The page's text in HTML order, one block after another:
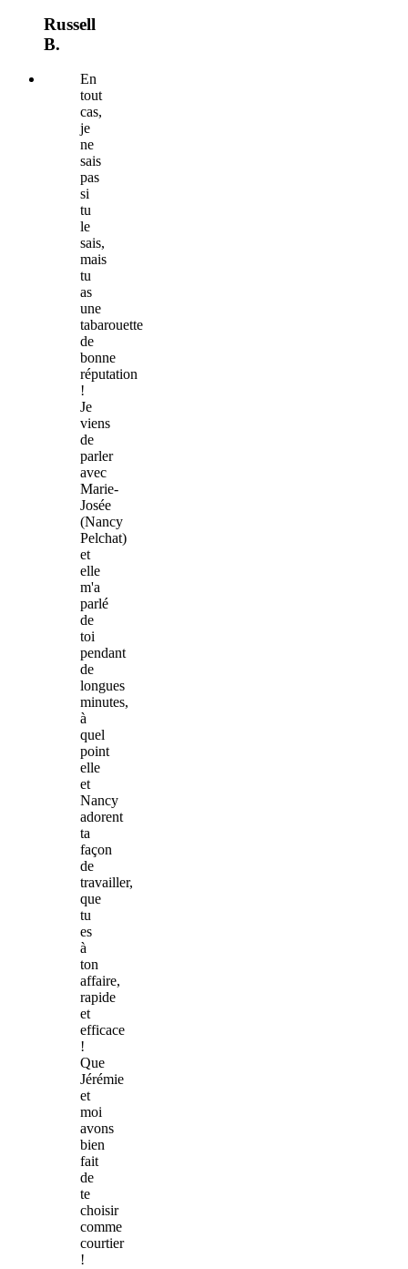
Russell
B.
En
tout
cas,
je
ne
sais
pas
si
tu
le
sais,
mais
tu
as
une
tabarouette
de
bonne
réputation
!
Je
viens
de
parler
avec
Marie-
Josée
(Nancy
Pelchat)
et
elle
m'a
parlé
de
toi
pendant
de
longues
minutes,
à
quel
point
elle
et
Nancy
adorent
ta
façon
de
travailler,
que
tu
es
à
ton
affaire,
rapide
et
efficace
!
Que
Jérémie
et
moi
avons
bien
fait
de
te
choisir
comme
courtier
!